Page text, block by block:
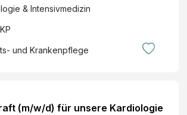
& Intensivmedizin
und Krankenpflege
(m/w/d) für unsere Kardiologie